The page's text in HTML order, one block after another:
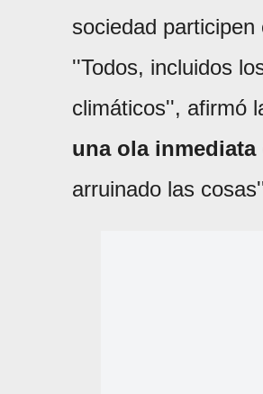
sociedad
''Todos, incluidos
climáticos'', afirmó
una ola
arruinado las